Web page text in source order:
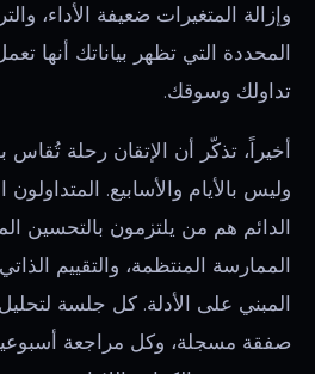
وإزالة المتغيرات ضعيفة الأداء،
المحددة التي تظهر بياناتك أنها
تداولك وسوقك.
أخيراً، تذكّر أن الإتقان رحلة تُقاس
وليس بالأيام والأسابيع.
الدائم هم من يلتزمون بالتحسين
الممارسة المنتظمة، والتقييم
المبني على الأدلة. كل جلسة
صفقة مسجلة، وكل مراجعة